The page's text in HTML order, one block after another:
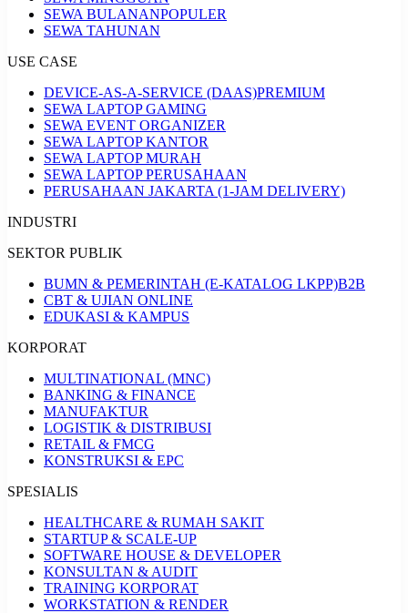
SEWA BULANANPOPULER
SEWA TAHUNAN
USE CASE
DEVICE-AS-A-SERVICE (DAAS)PREMIUM
SEWA LAPTOP GAMING
SEWA EVENT ORGANIZER
SEWA LAPTOP KANTOR
SEWA LAPTOP MURAH
SEWA LAPTOP PERUSAHAAN
PERUSAHAAN JAKARTA (1-JAM DELIVERY)
INDUSTRI
SEKTOR PUBLIK
BUMN & PEMERINTAH (E-KATALOG LKPP)B2B
CBT & UJIAN ONLINE
EDUKASI & KAMPUS
KORPORAT
MULTINATIONAL (MNC)
BANKING & FINANCE
MANUFAKTUR
LOGISTIK & DISTRIBUSI
RETAIL & FMCG
KONSTRUKSI & EPC
SPESIALIS
HEALTHCARE & RUMAH SAKIT
STARTUP & SCALE-UP
SOFTWARE HOUSE & DEVELOPER
KONSULTAN & AUDIT
TRAINING KORPORAT
WORKSTATION & RENDER